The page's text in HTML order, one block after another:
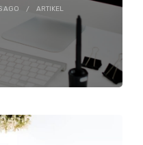
AGO ARTIKEL